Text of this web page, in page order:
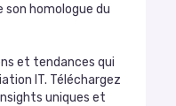
homologue du
et tendances qui
IT. Téléchargez
uniques et